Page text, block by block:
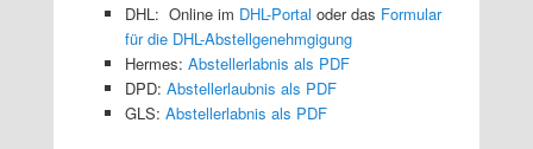
DHL: Online im DHL-Portal oder das Formular
für die DHL-Abstellgenehmgigung
Hermes: Abstellerlabnis als PDF
DPD: Abstellerlaubnis als PDF
GLS: Abstellerlabnis als PDF